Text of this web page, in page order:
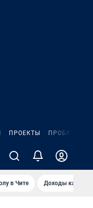
ПРОЕКТЫ ПРОБКИ
в Чите Доходы